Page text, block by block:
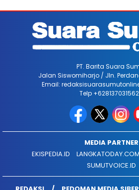
PT. Barita Suara
Jalan Siswomiharjo / Jln.
Email:
Telp
MEDIA PARTNER
EKISPEDIA.ID
LANGKATODAY.COM
SUMUTVOICE.ID